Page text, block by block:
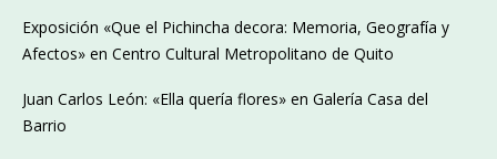
Exposición «Que el Pichincha decora: Memoria, Geografía y
Afectos» en Centro Cultural Metropolitano de Quito
Juan Carlos León: «Ella quería flores» en Galería Casa del
Barrio